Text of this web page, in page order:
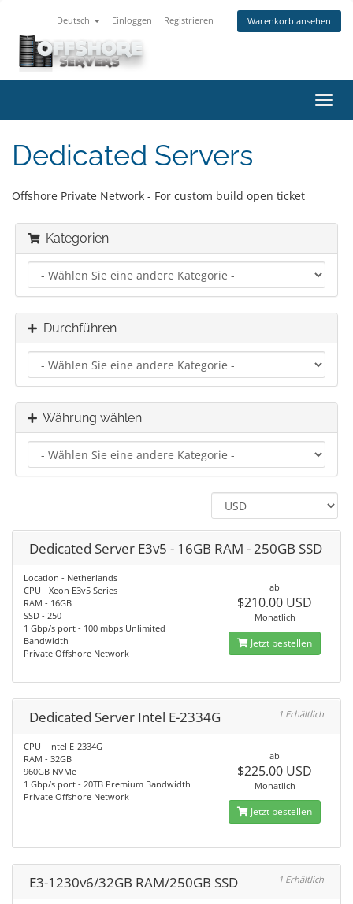
Deutsch Einloggen Registrieren Warenkorb ansehen
ein-/
Dedicated Servers
Offshore Private Network - For custom build open ticket
Kategorien
Durchführen
Währung wählen
Dedicated Server E3v5 - 16GB RAM - 250GB SSD
Location - Netherlands
CPU - Xeon E3v5 Series
RAM - 16GB
SSD - 250
1 Gbp/s port - 100 mbps Unlimited
Bandwidth
Private Offshore Network
ab
$210.00 USD
Monatlich
Jetzt bestellen
Dedicated Server Intel E-2334G 1 Erhältlich
CPU - Intel E-2334G
RAM - 32GB
960GB NVMe
1 Gbp/s port - 20TB Premium Bandwidth
Private Offshore Network
ab
$225.00 USD
Monatlich
Jetzt bestellen
E3-1230v6/32GB RAM/250GB SSD 1 Erhältlich